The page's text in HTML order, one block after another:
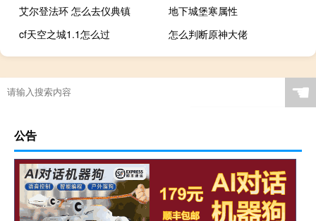
艾尔登法环 怎么去仪典镇
地下城堡寒属性
cf天空之城1.1怎么过
怎么判断原神大佬
☚
公告